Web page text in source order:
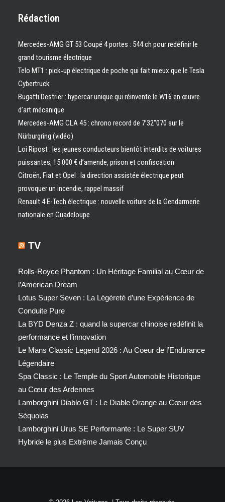
Rédaction
Mercedes-AMG GT 53 Coupé 4 portes : 544 ch pour redéfinir le
grand tourisme électrique
Telo MT1 : pick‑up électrique de poche qui fait mieux que le Tesla
Cybertruck
Bugatti Destrier : hypercar unique qui réinvente le W16 en œuvre
d’art mécanique
Mercedes-AMG CLA 45 : chrono record de 7’32″070 sur le
Nürburgring (vidéo)
Loi Ripost : les jeunes conducteurs bientôt interdits de voitures
puissantes, 15 000 € d’amende, prison et confiscation
Citroën, Fiat et Opel : la direction assistée électrique peut
provoquer un incendie, rappel massif
Renault 4 E-Tech électrique : nouvelle voiture de la Gendarmerie
nationale en Guadeloupe
TV
Rolls-Royce Phantom : Un Héritage Familial au Cœur de
l’American Dream
Lotus Super Seven : La Légèreté d’une Expérience de
Conduite Pure
La BYD Denza Z : quand la supercar chinoise redéfinit la
performance et l’innovation
Le Mans Classic Legend 2026 : Au Coeur de l’Endurance
Légendaire
Spa Classic : Le Temple du Sport Automobile Historique
au Cœur des Ardennes
Lamborghini Diablo GT : Le Diable Orange au Cœur des
Séquoias
Lamborghini Urus SE Performante : Le Super SUV
Hybride le plus Extrême Jamais Conçu